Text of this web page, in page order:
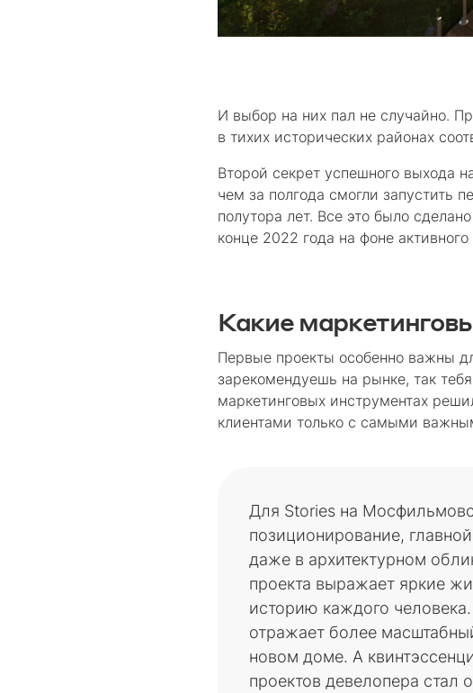
И выбор на них пал не случайно.
в тихих исторических районах
Второй секрет успешного выхода
чем за полгода смогли запустить
полутора лет. Все это было
конце 2022 года на фоне
Какие
Первые проекты особенно важны
зарекомендуешь на рынке, так
маркетинговых инструментах
клиентами только с самыми
Для Stories на
позиционирование,
даже в архитектурном
проекта выражает яркие
историю каждого
отражает более
новом доме. А
проектов девелопера стал